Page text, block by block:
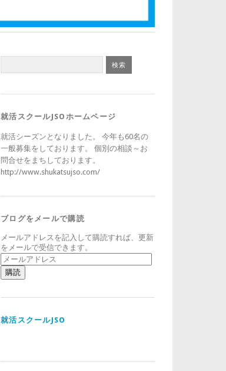
就活スクールJSOホームページ
就活シーズンとなりました。 今年も60名の
一般募集をしております。 個別の相談～お
問合せをまちしております。
http://www.shukatsujso.com/
ブログをメールで購読
メールアドレスを記入して購読すれば、更新
をメールで受信できます。
メ
ー
ル
ド
ス
就活スクールJSO